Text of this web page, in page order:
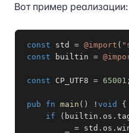
Вот пример реализации:
const std = @import (
const builtin =
const CP_UTF8 = 65001 ;
pub fn main ( ) ! void
{
if
( builtin . os .
= std . os .